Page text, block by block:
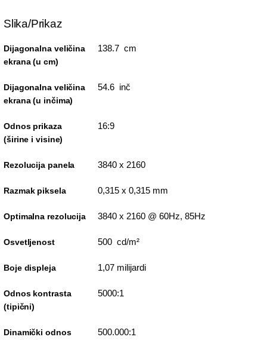
Slika/Prikaz
Dijagonalna veličina
ekrana (u cm)
138.7 cm
Dijagonalna veličina
ekrana (u inčima)
54.6 inč
Odnos prikaza
(širine i visine)
16:9
Rezolucija panela 3840 x 2160
Razmak piksela 0,315 x 0,315 mm
Optimalna rezolucija 3840 x 2160 @ 60Hz, 85Hz
Osvetljenost 500 cd/m²
Boje displeja 1,07 milijardi
Odnos kontrasta
(tipični)
5000:1
Dinamički odnos
500.000:1